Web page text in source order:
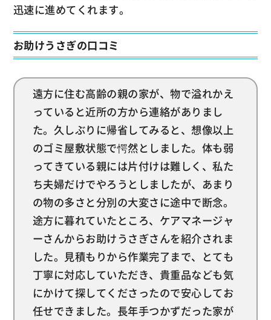
迅速に進めてくれます。
お助けうさぎの口コミ
遠方に住む高齢の親の家が、物で溢れかえ
っていると近所の方から連絡がありまし
た。久しぶりに帰省してみると、想像以上
のゴミ屋敷状態で愕然としました。体も弱
ってきている親には片付けは難しく、私た
ち夫婦だけでやろうとしましたが、あまり
の物の多さと分別の大変さに途中で断念。
途方に暮れていたところ、ケアマネージャ
ーさんからお助けうさぎさんを紹介されま
した。見積もりから作業完了まで、とても
丁寧に対応していただき、貴重品なども気
にかけて探してくださったので安心してお
任せできました。長年手つかずだった家が